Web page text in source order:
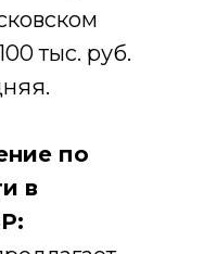
тыс. руб.
по
в